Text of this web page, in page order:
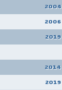
2004
2006
2019
2014
2019